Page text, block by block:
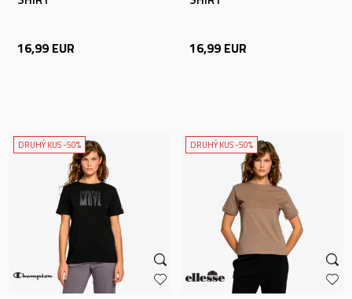
16,99 EUR 16,99 EUR
DRUHÝ KUS -50% DRUHÝ KUS -50%